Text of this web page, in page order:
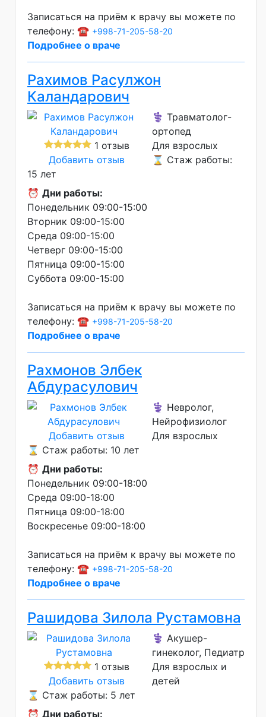
Записаться на приём к врачу вы можете по
телефону: ☎️ +998-71-205-58-20
Подробнее о враче
Рахимов Расулжон
Каландарович
1 отзыв
Добавить отзыв
⚕️ Травматолог-
ортопед
Для взрослых
⌛ Стаж работы:
15 лет
⏰ Дни работы:
Понедельник 09:00-15:00
Вторник 09:00-15:00
Среда 09:00-15:00
Четверг 09:00-15:00
Пятница 09:00-15:00
Суббота 09:00-15:00
Записаться на приём к врачу вы можете по
телефону: ☎️ +998-71-205-58-20
Подробнее о враче
Рахмонов Элбек
Абдурасулович
Добавить отзыв
⚕️ Невролог,
Нейрофизиолог
Для взрослых
⌛ Стаж работы: 10 лет
⏰ Дни работы:
Понедельник 09:00-18:00
Среда 09:00-18:00
Пятница 09:00-18:00
Воскресенье 09:00-18:00
Записаться на приём к врачу вы можете по
телефону: ☎️ +998-71-205-58-20
Подробнее о враче
Рашидова Зилола Рустамовна
1 отзыв
Добавить отзыв
⚕️ Акушер-
гинеколог, Педиатр
Для взрослых и
детей
⌛ Стаж работы: 5 лет
⏰ Дни работы: